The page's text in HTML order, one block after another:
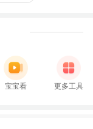
宝宝看 更多工具